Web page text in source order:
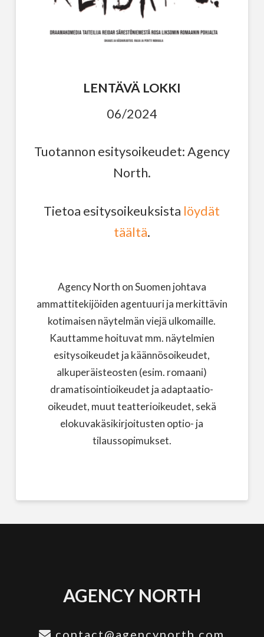
LENTÄVÄ LOKKI
06/2024
Tuotannon esitysoikeudet: Agency
North.
Tietoa esitysoikeuksista löydät
täältä.
Agency North on Suomen johtava
ammattitekijöiden agentuuri ja merkittävin
kotimaisen näytelmän viejä ulkomaille.
Kauttamme hoituvat mm. näytelmien
esitysoikeudet ja käännösoikeudet,
alkuperäisteosten (esim. romaani)
dramatisointioikeudet ja adaptaatio-
oikeudet, muut teatterioikeudet, sekä
elokuvakäsikirjoitusten optio- ja
tilaussopimukset.
AGENCY NORTH